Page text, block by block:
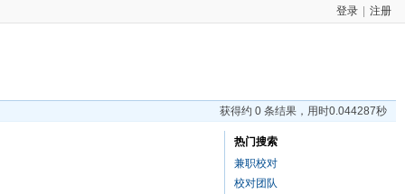
登录 注册
获得约 0 条结果，用时0.044287秒
热门搜索
兼职校对
校对团队